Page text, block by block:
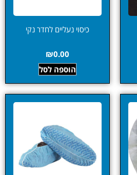
כיסוי נעליים לחדר נקי
₪0.00
הוספה לסל